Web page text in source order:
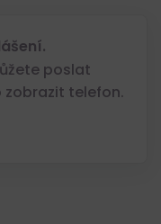
poslat
telefon.